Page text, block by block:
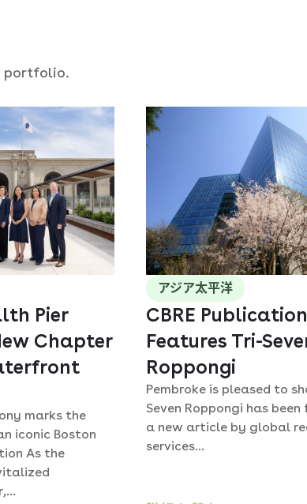
portfolio.
Pier
Chapter
marks the
iconic Boston
As the
アジア太平洋
CBRE Publication
Features Tri-
Roppongi
Pembroke is pleased to
Seven Roppongi has
a new article by global
services...